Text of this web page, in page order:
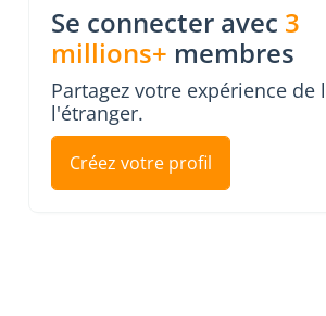
Se connecter avec 3
millions+ membres
Partagez votre expérience de
l'étranger.
Créez votre profil